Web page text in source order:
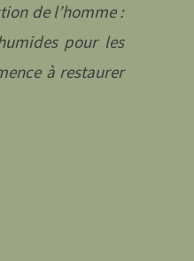
de l’homme :
pour les
à restaurer